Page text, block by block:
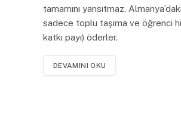
tamamını yansıtmaz.
sadece toplu taşıma ve öğrenci
katkı payı) öderler.
DEVAMINI OKU